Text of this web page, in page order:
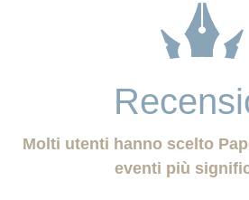
Molti utenti hanno scelto
eventi più